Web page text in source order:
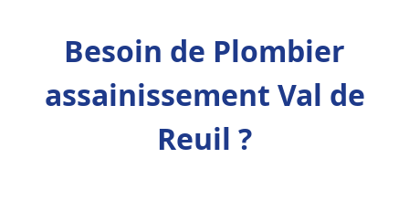
Besoin de Plombier
assainissement Val de
Reuil ?